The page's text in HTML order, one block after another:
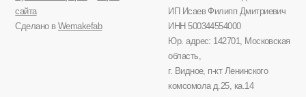
сайта
Сделано в Wemakefab
ИП Исаев Филипп Дмитриевич
ИНН 500344554000
Юр. адрес: 142701, Московская
область,
г. Видное, п-кт Ленинского
комсомола д.25, ка.14